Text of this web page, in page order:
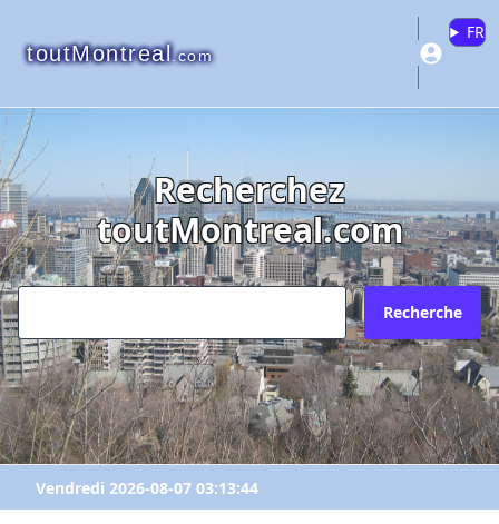
toutMontreal.com
FR
Recherchez
toutMontreal.com
Recherche
Vendredi 2026-08-07 03:13:44